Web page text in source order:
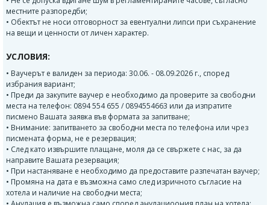
местните разпоредби;
• Обектът не носи отговорност за евентуални липси при съхранение
на вещи и ценности от личен характер.
УСЛОВИЯ:
• Ваучерът е валиден за периода: 30.06. - 08.09.2026 г., според
избрания вариант;
• Преди да закупите ваучер е необходимо да проверите за свободни
места на телефон: 0894 554 655 / 0894554663 или да изпратите
писмено Вашата заявка във формата за запитване;
• Внимание: запитването за свободни места по телефона или чрез
писмената форма, не е резервация;
• След като извършите плащане, моля да се свържете с нас, за да
направите Вашата резервация;
• При настаняване е необходимо да предоставите разпечатан ваучер;
• Промяна на дата е възможна само след изричното съгласие на
хотела и наличие на свободни места;